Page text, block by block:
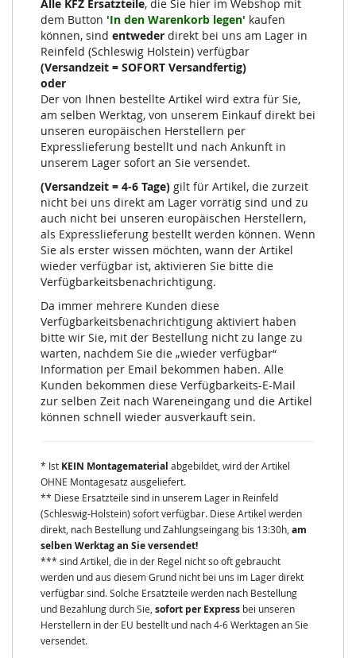
Alle KFZ Ersatzteile, die Sie hier im Webshop mit
dem Button 'In den Warenkorb legen' kaufen
können, sind entweder direkt bei uns am Lager in
Reinfeld (Schleswig Holstein) verfügbar
(Versandzeit = SOFORT Versandfertig)
oder
Der von Ihnen bestellte Artikel wird extra für Sie,
am selben Werktag, von unserem Einkauf direkt bei
unseren europäischen Herstellern per
Expresslieferung bestellt und nach Ankunft in
unserem Lager sofort an Sie versendet.
(Versandzeit = 4-6 Tage) gilt für Artikel, die zurzeit
nicht bei uns direkt am Lager vorrätig sind und zu
auch nicht bei unseren europäischen Herstellern,
als Expresslieferung bestellt werden können. Wenn
Sie als erster wissen möchten, wann der Artikel
wieder verfügbar ist, aktivieren Sie bitte die
Verfügbarkeitsbenachrichtigung.
Da immer mehrere Kunden diese
Verfügbarkeitsbenachrichtigung aktiviert haben
bitte wir Sie, mit der Bestellung nicht zu lange zu
warten, nachdem Sie die „wieder verfügbar“
Information per Email bekommen haben. Alle
Kunden bekommen diese Verfügbarkeits-E-Mail
zur selben Zeit nach Wareneingang und die Artikel
können schnell wieder ausverkauft sein.
* Ist KEIN Montagematerial abgebildet, wird der Artikel
OHNE Montagesatz ausgeliefert.
** Diese Ersatzteile sind in unserem Lager in Reinfeld
(Schleswig-Holstein) sofort verfügbar. Diese Artikel werden
direkt, nach Bestellung und Zahlungseingang bis 13:30h, am
selben Werktag an Sie versendet!
*** sind Artikel, die in der Regel nicht so oft gebraucht
werden und aus diesem Grund nicht bei uns im Lager direkt
verfügbar sind. Solche Ersatzteile werden nach Bestellung
und Bezahlung durch Sie, sofort per Express bei unseren
Herstellern in der EU bestellt und nach 4-6 Werktagen an Sie
versendet.